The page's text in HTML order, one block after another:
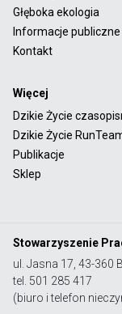
Głęboka ekologia
Informacje publiczne
Kontakt
Więcej
Dzikie Życie
Dzikie Życie
Publikacje
Sklep
Stowarzyszenie
ul. Jasna 17, 43-360
tel. 501 285 417
(biuro i telefon